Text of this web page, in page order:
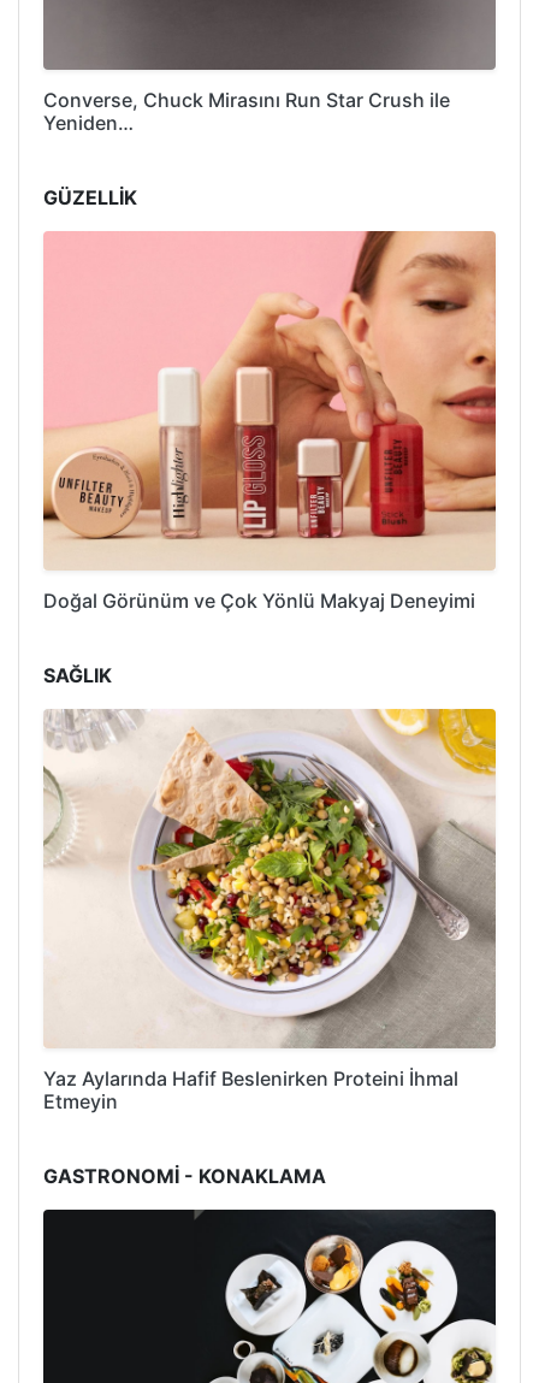
Converse, Chuck Mirasını Run Star Crush ile
Yeniden…
GÜZELLİK
Doğal Görünüm ve Çok Yönlü Makyaj Deneyimi
SAĞLIK
Yaz Aylarında Hafif Beslenirken Proteini İhmal
Etmeyin
GASTRONOMİ - KONAKLAMA